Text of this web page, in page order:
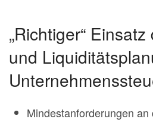
„Richtiger“
und
Mindestanforderungen